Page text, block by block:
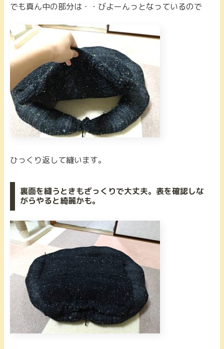
でも真ん中の部分は・・びよーんっとなっているので
ひっくり返して縫います。
裏面を縫うときもざっくりで大丈夫。表を確認しな
がらやると綺麗かも。